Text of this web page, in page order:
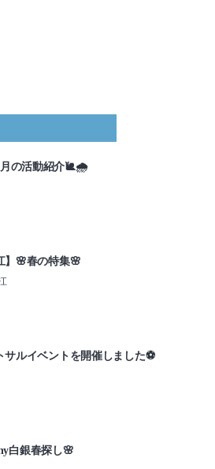
の活動紹介🐌🌧️
】🌸春の特集🌸
ルイベントを開催しました⚽️
白銀春探し🌸